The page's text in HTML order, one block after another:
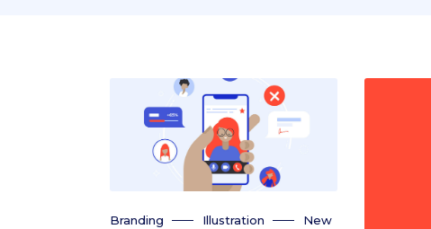
Branding Illustration New